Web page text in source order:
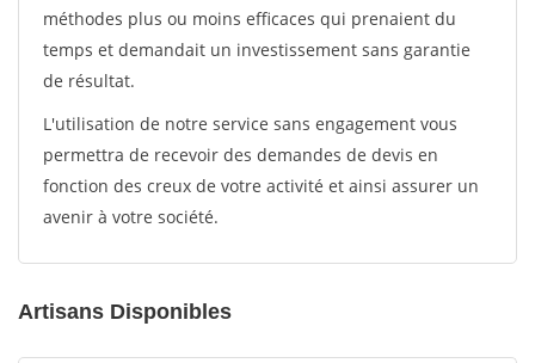
méthodes plus ou moins efficaces qui prenaient du
temps et demandait un investissement sans garantie
de résultat.
L'utilisation de notre service sans engagement vous
permettra de recevoir des demandes de devis en
fonction des creux de votre activité et ainsi assurer un
avenir à votre société.
Artisans Disponibles